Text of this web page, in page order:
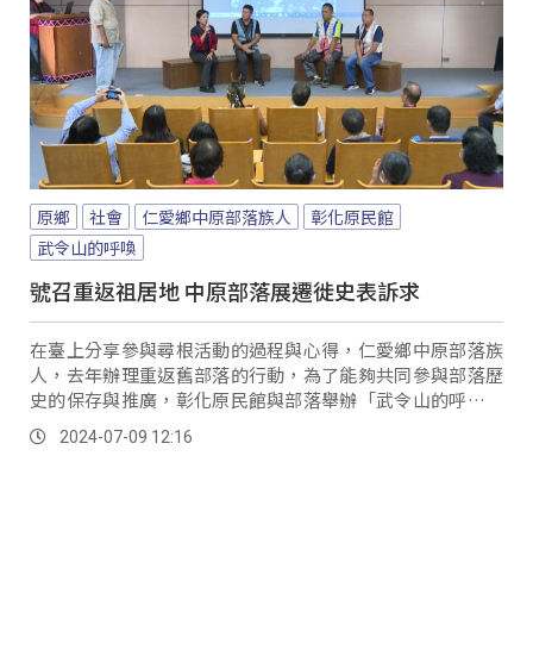
原鄉 社會 仁愛鄉中原部落族人
彰化原民館
武令山的呼喚
號召重返祖居地 中原部落展遷徙史表訴求
在臺上分享參與尋根活動的過程與心得，仁愛鄉中原部落族
人，去年辦理重返舊部落的行動，為了能夠共同參與部落歷
史的保存與推廣，彰化原民館與部落舉辦「武令山的呼喚」
影像展，記錄部落遷移的歷史脈絡。
2024-07-09 12:16